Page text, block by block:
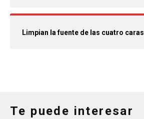
Limpian la fuente de las cuatro caras
Te puede interesar